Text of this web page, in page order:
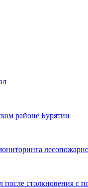
районе Бурятии
после столкновения с